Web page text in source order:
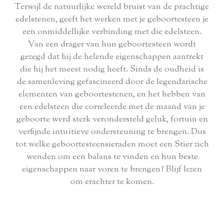
Terwijl de natuurlijke wereld bruist van de prachtige
edelstenen, geeft het werken met je geboortesteen je
een onmiddellijke verbinding met die edelsteen.
Van een drager van hun geboortesteen wordt
gezegd dat hij de helende eigenschappen aantrekt
die hij het meest nodig heeft. Sinds de oudheid is
de samenleving gefascineerd door de legendarische
elementen van geboortestenen, en het hebben van
een edelsteen die correleerde met de maand van je
geboorte werd sterk verondersteld geluk, fortuin en
verfijnde intuïtieve ondersteuning te brengen. Dus
tot welke geboortesteensieraden moet een Stier zich
wenden om een balans te vinden en hun beste
eigenschappen naar voren te brengen? Blijf lezen
om erachter te komen.